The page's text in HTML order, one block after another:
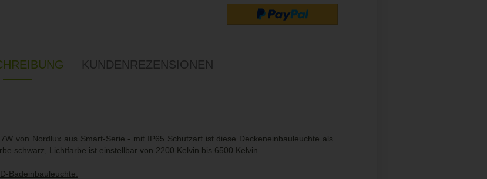
KUNDENREZENSIONEN
von Nordlux aus Smart-Serie - mit IP65 Schutzart ist diese Deckeneinbauleuchte als
schwarz, Lichtfarbe ist einstellbar von 2200 Kelvin bis 6500 Kelvin.
Badeinbauleuchte: